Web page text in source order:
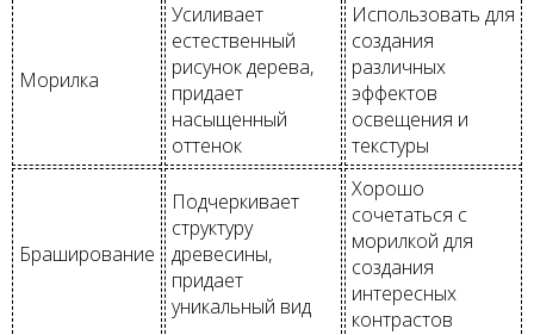
Морилка
Усиливает
естественный
рисунок дерева,
придает
насыщенный
оттенок
Использовать для
создания
различных
эффектов
освещения и
текстуры
Браширование
Подчеркивает
структуру
древесины,
придает
уникальный вид
Хорошо
сочетаться с
морилкой для
создания
интересных
контрастов